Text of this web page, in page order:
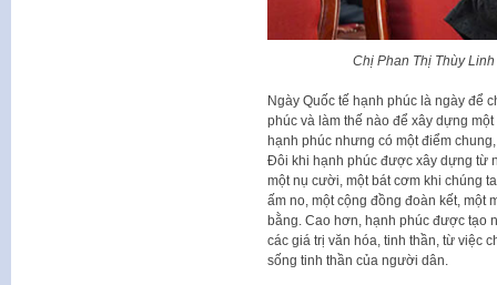
Chị Phan Thị Thùy
Ngày Quốc tế hạnh phúc là ngày để
phúc và làm thế nào để xây dựng
hạnh phúc nhưng có một điểm
Đôi khi hạnh phúc được xây dựng từ
một nụ cười, một bát cơm khi chúng
ấm no, một cộng đồng đoàn kết, một
bằng. Cao hơn, hạnh phúc được tạo
các giá trị văn hóa, tinh thần, từ việc
sống tinh thần của người dân.